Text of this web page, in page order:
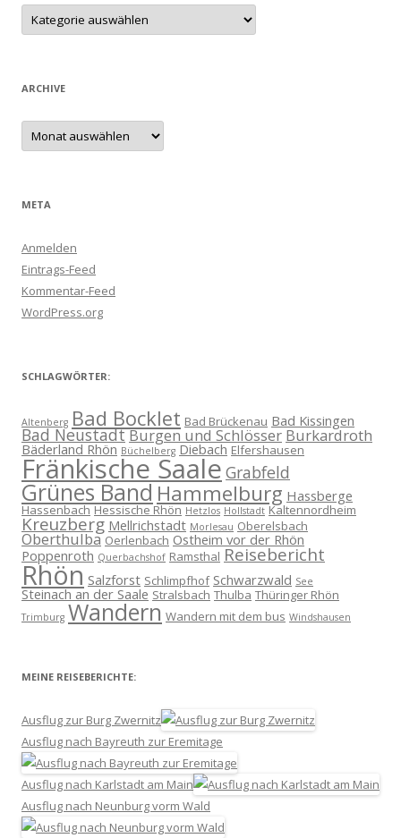
Kategorien
ARCHIVE
Archive
META
Anmelden
Eintrags-Feed
Kommentar-Feed
WordPress.org
SCHLAGWÖRTER:
Altenberg Bad Bocklet Bad Brückenau Bad Kissingen
Bad NeustadtBurgen und Schlösser Burkardroth
Bäderland Rhön Büchelberg Diebach Elfershausen
Fränkische Saale Grabfeld
Grünes BandHammelburg Hassberge
Hassenbach Hessische Rhön Hetzlos Hollstadt Kaltennordheim
Kreuzberg Mellrichstadt Morlesau Oberelsbach
Oberthulba Oerlenbach Ostheim vor der Rhön
Poppenroth Querbachshof Ramsthal Reisebericht
Rhön Salzforst Schlimpfhof Schwarzwald See
Steinach an der Saale Stralsbach Thulba Thüringer Rhön
Trimburg Wandern Wandern mit dem bus Windshausen
MEINE REISEBERICHTE:
Ausflug zur Burg Zwernitz
Ausflug nach Bayreuth zur Eremitage
Ausflug nach Karlstadt am Main
Ausflug nach Neunburg vorm Wald